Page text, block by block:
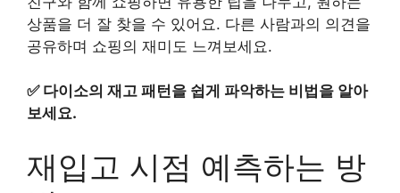
상품을 더 잘 찾을 수 있어요. 다른 사람과의 의견을
공유하며 쇼핑의 재미도 느껴보세요.
✅ 다이소의 재고 패턴을 쉽게 파악하는 비법을 알아
보세요.
재입고 시점 예측하는 방